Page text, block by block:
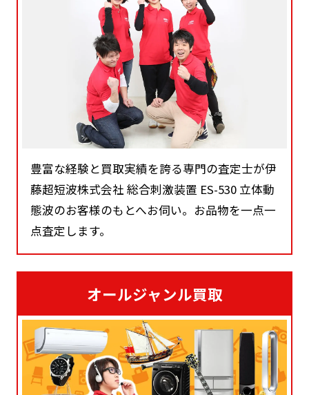
豊富な経験と買取実績を誇る専門の査定士が伊
藤超短波株式会社 総合刺激装置 ES-530 立体動
態波のお客様のもとへお伺い。お品物を一点一
点査定します。
オールジャンル買取